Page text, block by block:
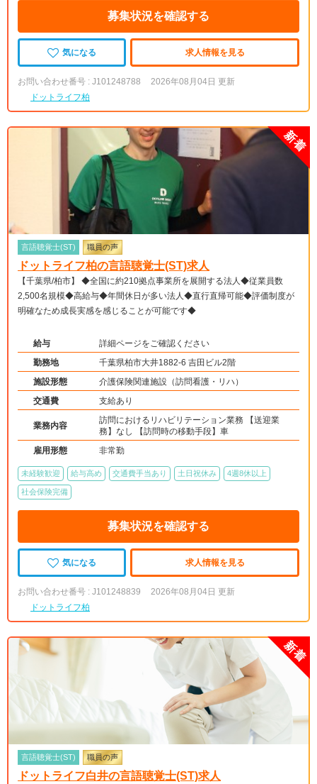
募集状況を確認する
気になる 求人情報を見る
お問い合わせ番号 : J101248788
2026年08月04日 更新
ドットライフ柏
言語聴覚士(ST) 職員の声
ドットライフ柏の言語聴覚士(ST)求人
【千葉県/柏市】 ◆全国に約210拠点事業所を展開する法人◆従業員数
2,500名規模◆高給与◆年間休日が多い法人◆直行直帰可能◆評価制度が
明確なため成長実感を感じることが可能です◆
給与
詳細ページをご確認ください
勤務地
千葉県柏市大井1882-6 吉田ビル2階
施設形態
介護保険関連施設（訪問看護・リハ）
交通費
支給あり
業務内容
訪問におけるリハビリテーション業務 【送迎業
務】なし 【訪問時の移動手段】車
雇用形態
非常勤
未経験歓迎 給与高め 交通費手当あり 土日祝休み 4週8休以上
社会保険完備
募集状況を確認する
気になる 求人情報を見る
お問い合わせ番号 : J101248839
2026年08月04日 更新
ドットライフ柏
言語聴覚士(ST) 職員の声
ドットライフ白井の言語聴覚士(ST)求人